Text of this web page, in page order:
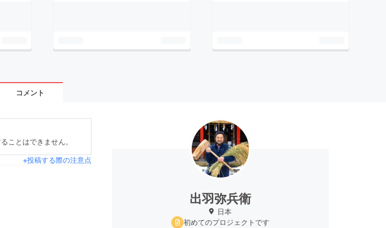
コメント
ことはできません。
※投稿する際の注意点
出羽弥兵衛
日本
初めてのプロジェクトです